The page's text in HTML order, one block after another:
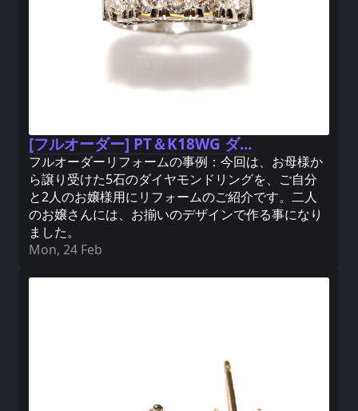
[フルオーダー] PT＆K18WG ダ...
フルオーダーリフォームの事例：今回は、お母様か
ら譲り受けた5石のダイヤモンドリングを、ご自分
と2人のお嬢様用にリフォームのご紹介です。二人
のお嬢さんには、お揃いのデザインで作る事になり
ました。
Mon, 24 Feb